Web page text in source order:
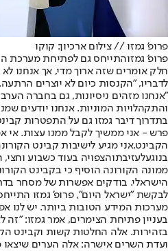
פרופ' גמזו // צילום ארכיון: קוקו
פרופ' גמזוהתייחס גם לפתיחת מערכת
חלק אומרים שזה ארוך מדי, אך אנחנו
לדבריו, "הקנסות כיום לא יוצרים
"אנחנו מזהים ניסיונות, גם בחברה
והתקהלויות המוניות. אנחנו יודעים
בתדרוך דיבר גמזו גם על התפטרות
פרש - אני ממשיך לקבל ממנו עצות. אי
הקבינט.אני מגיע לישיבות קבינט
בנוגעלעזיבתוהצפויה בעוד כשבוע וחצי, הבהיר פרופ' גמזו כי "1 בנובמבר אינו תאריך קדוש, אך אני חייב לחזור לבית
ממונה הקורונה הוסיף כי בקבינט
הישראלי. בודקים אפשרות של מסחר
מערכות המידע הטובות ביותר. יש לנו
בעניין פתיחת הצימרים, אמר גמזו: "זה
בזהירות. אלה החלטות קשות וקבינט
ועדת השרים אישרה: אלה הערים שיצאו